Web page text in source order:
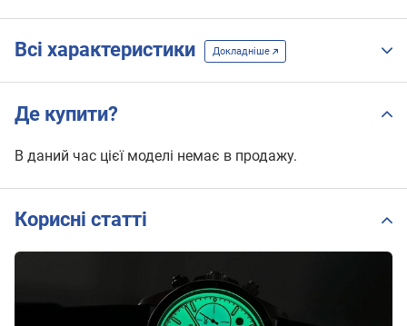
Всі характеристики Докладніше
Де купити?
В даний час цієї моделі немає в продажу.
Корисні статті